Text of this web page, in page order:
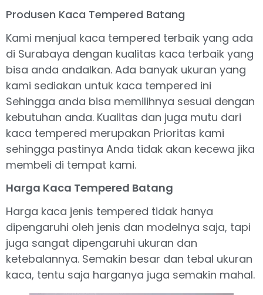
Produsen Kaca Tempered Batang
Kami menjual kaca tempered terbaik yang ada
di Surabaya dengan kualitas kaca terbaik yang
bisa anda andalkan. Ada banyak ukuran yang
kami sediakan untuk kaca tempered ini
Sehingga anda bisa memilihnya sesuai dengan
kebutuhan anda. Kualitas dan juga mutu dari
kaca tempered merupakan Prioritas kami
sehingga pastinya Anda tidak akan kecewa jika
membeli di tempat kami.
Harga Kaca Tempered Batang
Harga kaca jenis tempered tidak hanya
dipengaruhi oleh jenis dan modelnya saja, tapi
juga sangat dipengaruhi ukuran dan
ketebalannya. Semakin besar dan tebal ukuran
kaca, tentu saja harganya juga semakin mahal.